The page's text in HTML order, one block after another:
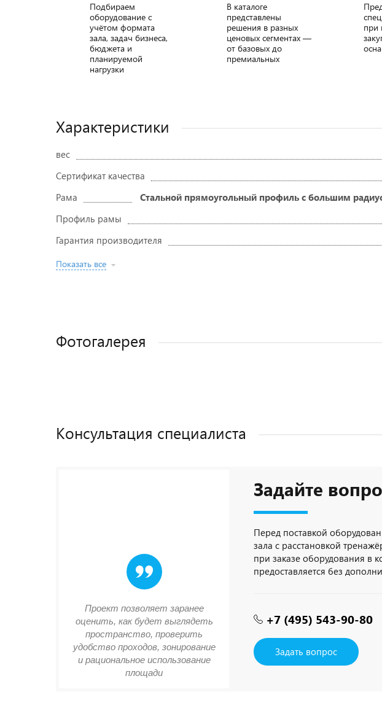
Подбираем
оборудование с
учётом формата
зала, задач бизнеса,
бюджета и
планируемой
нагрузки
В каталоге
представлены
решения в разных
ценовых сегментах —
от базовых до
премиальных
при
Характеристики
вес
Сертификат качества
Рама
Стальной прямоугольный профиль с большим
Профиль рамы
Гарантия производителя
Показать все
Фотогалерея
Консультация специалиста
Задайте
Перед поставкой
зала с расстановкой
при заказе оборудования в
предоставляется без
+7 (495) 543-90-80
Задать вопрос
Проект позволяет заранее
оценить, как будет выглядеть
пространство, проверить
удобство проходов, зонирование
и рациональное использование
площади